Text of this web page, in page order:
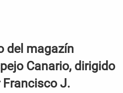
del magazín
Canario, dirigido
J.